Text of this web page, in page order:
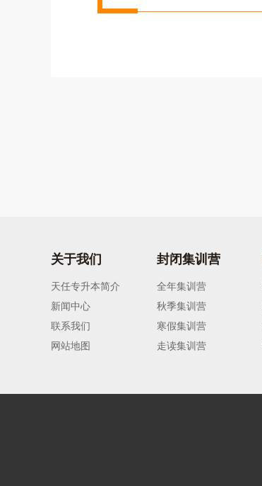
关于我们
天任专升本简介
新闻中心
联系我们
网站地图
封闭集训营
全年集训营
秋季集训营
寒假集训营
走读集训营